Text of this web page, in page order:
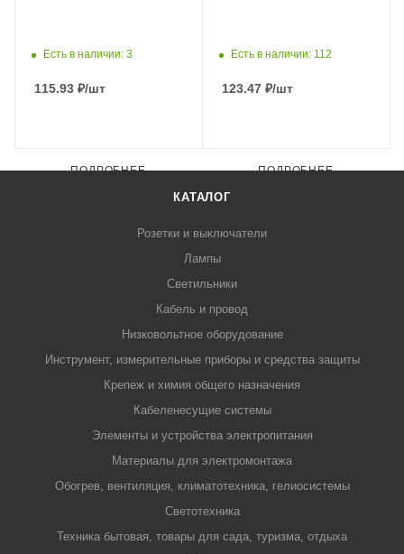
Есть в наличии: 3
115.93 ₽/шт
ПОДРОБНЕЕ
Есть в наличии: 112
123.47 ₽/шт
ПОДРОБНЕЕ
КАТАЛОГ
Розетки и выключатели
Лампы
Светильники
Кабель и провод
Низковольтное оборудование
Инструмент, измерительные приборы и средства защиты
Крепеж и химия общего назначения
Кабеленесущие системы
Элементы и устройства электропитания
Материалы для электромонтажа
Обогрев, вентиляция, климатотехника, гелиосистемы
Светотехника
Техника бытовая, товары для сада, туризма, отдыха